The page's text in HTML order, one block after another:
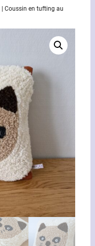
Coussin en tufting au